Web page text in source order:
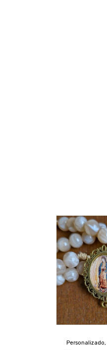
Personalizado,